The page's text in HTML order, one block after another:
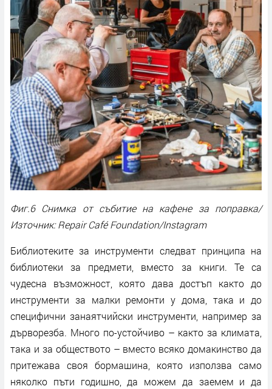
Фиг.6 Снимка от събитие на кафене за поправка/
Източник: Repair Café Foundation/Instagram
Библиотеките за инструменти следват принципа на
библиотеки за предмети, вместо за книги. Те са
чудесна възможност, която дава достъп както до
инструменти за малки ремонти у дома, така и до
специфични занаятчийски инструменти, например за
дърворезба. Много по-устойчиво – както за климата,
така и за обществото – вместо всяко домакинство да
притежава своя бормашина, която използва само
няколко пъти годишно, да можем да заемем и да